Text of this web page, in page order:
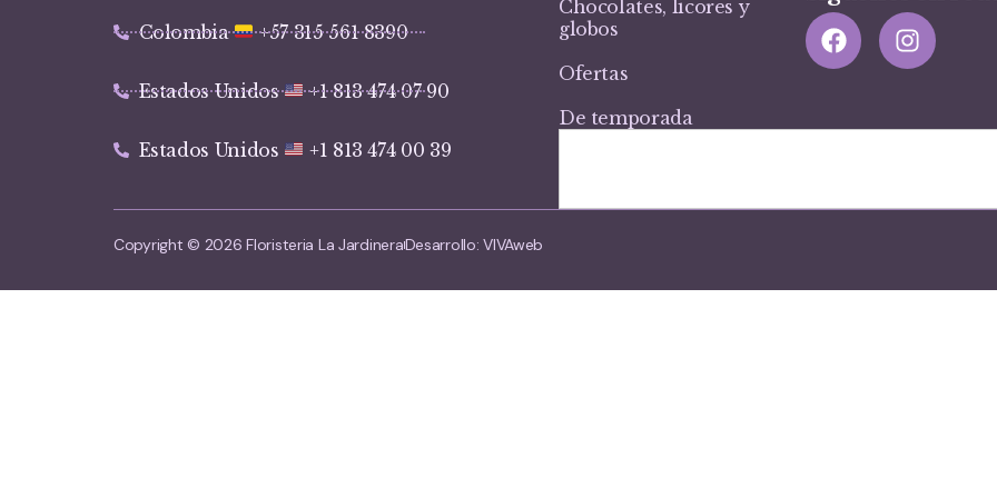
Colombia +57 315 561 8390
Estados Unidos +1 813 474 07 90
Estados Unidos +1 813 474 00 39
Chocolates, licores y
globos
Ofertas
De temporada
Copyright © 2026 Floristeria La JardineraDesarrollo: VIVAweb